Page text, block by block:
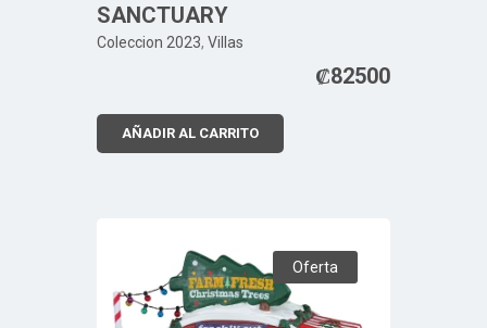
SANCTUARY
Coleccion 2023, Villas
₡82500
AÑADIR AL CARRITO
Oferta